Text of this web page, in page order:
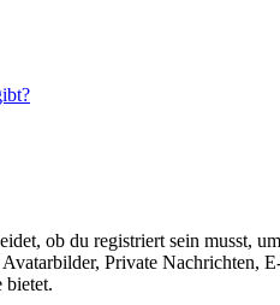
ob du registriert sein musst,
Private Nachrichten,
bietet.